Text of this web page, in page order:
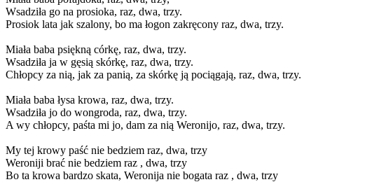
Wsadziła go na prosioka, raz, dwa, trzy.
Prosiok lata jak szalony, bo ma łogon zakręcony raz, dwa, trzy.
Miała baba psiękną córkę, raz, dwa, trzy.
Wsadziła ja w gęsią skórkę, raz, dwa, trzy.
Chłopcy za nią, jak za panią, za skórkę ją pociągają, raz, dwa, trzy.
Miała baba łysa krowa, raz, dwa, trzy.
Wsadziła jo do wongroda, raz, dwa, trzy.
A wy chłopcy, paśta mi jo, dam za nią Weronijo, raz, dwa, trzy.
My tej krowy paść nie bedziem raz, dwa, trzy
Weroniji brać nie bedziem raz , dwa, trzy
Bo ta krowa bardzo skata, Weronija nie bogata raz , dwa, trzy